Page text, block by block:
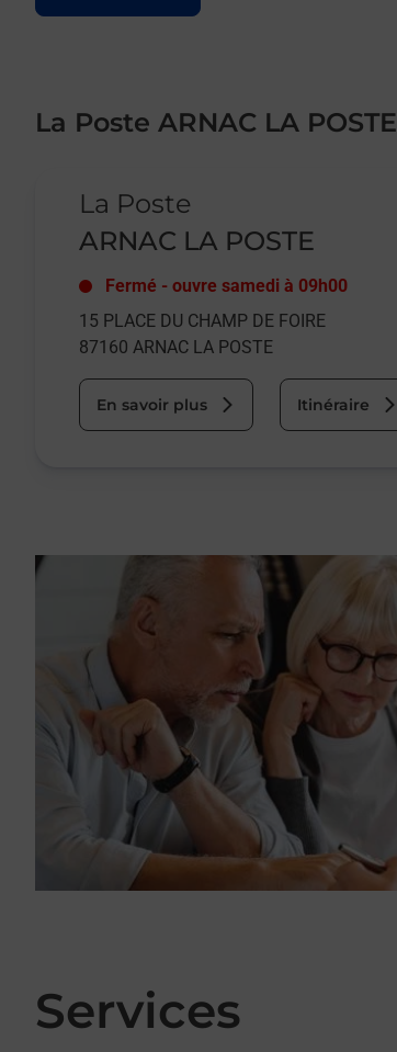
La Poste ARNAC LA POSTE
La Poste
ARNAC LA POSTE
Fermé - ouvre samedi à 09h00
15 PLACE DU CHAMP DE FOIRE
87160 ARNAC LA POSTE
En savoir plus Itinéraire
Services